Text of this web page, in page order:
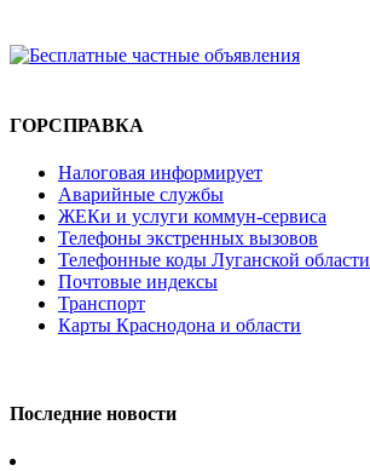
ГОРСПРАВКА
Налоговая информирует
Аварийные службы
ЖЕКи и услуги коммун-сервиса
Телефоны экстренных вызовов
Телефонные коды Луганской области
Почтовые индексы
Транспорт
Карты Краснодона и области
Последние новости